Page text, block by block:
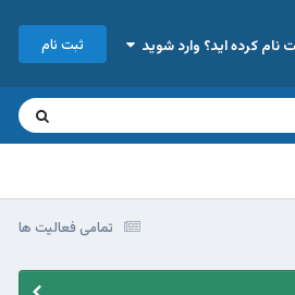
نام کرده اید؟ وارد شوید ثبت نام
تمامی فعالیت ها